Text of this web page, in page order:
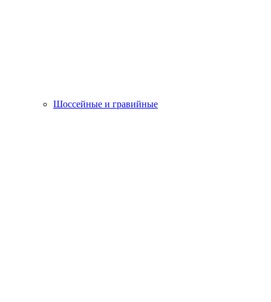
Шоссейные и гравийные